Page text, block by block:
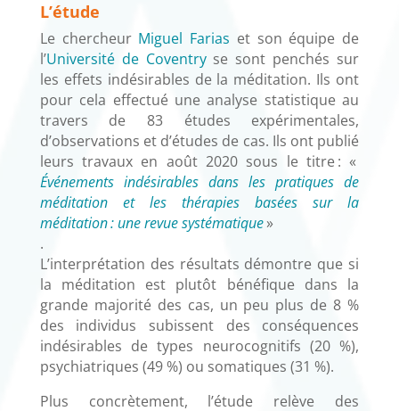
L’étude
Le chercheur Miguel Farias et son équipe de
l’Université de Coventryse sont penchés sur
les effets indésirables de la méditation. Ils ont
pour cela effectué une analyse statistique au
travers de 83 études expérimentales,
d’observations et d’études de cas. Ils ont publié
leurs travaux en août 2020 sous le titre : «
Événements indésirables dans les pratiques de
méditation et les thérapies basées sur la
méditation : une revue systématique»
.
L’interprétation des résultats démontre que si
la méditation est plutôt bénéfique dans la
grande majorité des cas, un peu plus de 8 %
des individus subissent des conséquences
indésirables de types neurocognitifs (20 %),
psychiatriques (49 %) ou somatiques (31 %).
Plus concrètement, l’étude relève des